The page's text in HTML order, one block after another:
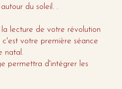
du soleil. .
lecture de votre révolution
c'est votre première séance
natal.
permettra d'intégrer les